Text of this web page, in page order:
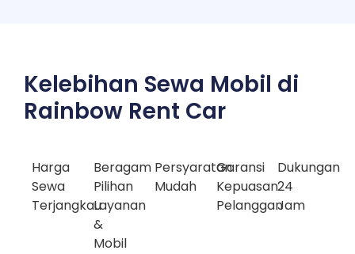
Kelebihan Sewa Mobil di
Rainbow Rent Car
Harga
Sewa
Terjangkau
Beragam
Pilihan
Layanan
&
Mobil
Persyaratan
Mudah
Garansi
Kepuasan
Pelanggan
Dukungan
24
Jam